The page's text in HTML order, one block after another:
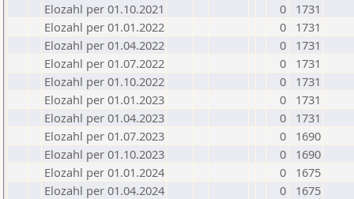
Elozahl per 01.10.2021
0
1731
Elozahl per 01.01.2022
0
1731
Elozahl per 01.04.2022
0
1731
Elozahl per 01.07.2022
0
1731
Elozahl per 01.10.2022
0
1731
Elozahl per 01.01.2023
0
1731
Elozahl per 01.04.2023
0
1731
Elozahl per 01.07.2023
0
1690
Elozahl per 01.10.2023
0
1690
Elozahl per 01.01.2024
0
1675
Elozahl per 01.04.2024
0
1675